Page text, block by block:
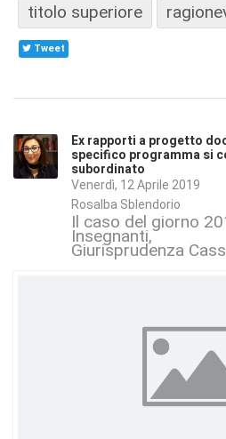
titolo superiore
Tweet
Ex rapporti a progetto
specifico programma si
subordinato
Venerdì, 12 Aprile 2019
Rosalba Sblendorio
Il caso del giorno
Insegnanti
Giurisprudenza